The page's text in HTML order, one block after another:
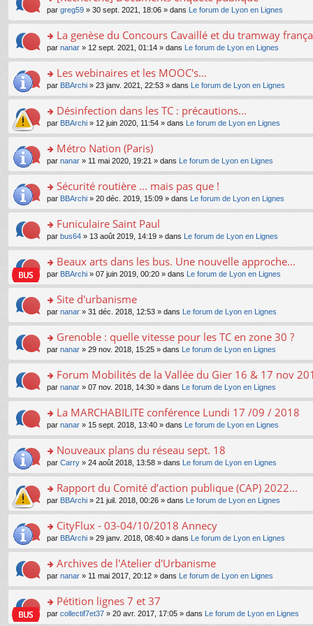
ré
c
e
nt
pl
u
s
ré
c
e
nt
n
le
pl
u
s
ré
c
e
nt
a
g
e
n
n
le
pl
u
s
ré
c
e
nt
e
s
a
g
e
n
n
le
pl
u
s
ré
c
e
nt
ult
er
le
m
e
s
a
g
e
n
n
le
pl
u
s
ré
c
e
nt
o
n
s
ult
er
le
m
e
s
a
g
e
n
n
le
pl
u
s
ré
c
e
nt
par greg59 » 30 sept. 2021, 18:06 » dans Le forum de Lyon en Lignes
o
n
s
ult
er
le
m
e
s
a
g
e
n
n
le
pl
u
s
ré
c
e
nt
La genèse du Concours Cavaillé et du tramway
par nanar » 12 sept. 2021, 01:14 » dans Le forum de Lyon en Lignes
o
n
s
ult
er
le
m
e
s
a
g
e
n
n
le
pl
u
s
ré
c
e
nt
Les webinaires et les MOOC's...
par BBArchi » 23 janv. 2021, 22:53 » dans Le forum de Lyon en Lignes
o
n
s
ult
er
le
m
e
s
a
g
e
n
n
le
pl
u
s
ré
c
e
nt
Désinfection dans les TC : précautions...
par BBArchi » 12 juin 2020, 11:54 » dans Le forum de Lyon en Lignes
o
n
s
ult
er
le
m
e
s
a
g
e
n
n
le
pl
u
s
ré
c
e
nt
Métro Nation (Paris)
par nanar » 11 mai 2020, 19:21 » dans Le forum de Lyon en Lignes
o
n
s
ult
er
le
m
e
s
a
g
e
n
n
le
pl
u
s
ré
c
e
nt
Sécurité routière ... mais pas que !
par BBArchi » 20 déc. 2019, 15:09 » dans Le forum de Lyon en Lignes
o
n
s
ult
er
le
m
e
s
a
g
e
n
n
le
pl
u
s
ré
c
e
nt
Funiculaire Saint Paul
par bus64 » 13 août 2019, 14:19 » dans Le forum de Lyon en Lignes
o
n
s
ult
er
le
m
e
s
a
g
e
n
n
le
pl
u
s
ré
c
e
nt
Beaux arts dans les bus. Une nouvelle approche...
par BBArchi » 07 juin 2019, 00:20 » dans Le forum de Lyon en Lignes
o
n
s
ult
er
le
m
e
s
a
g
e
n
n
le
pl
u
s
ré
c
e
nt
Site d'urbanisme
par nanar » 31 déc. 2018, 12:53 » dans Le forum de Lyon en Lignes
o
n
s
ult
er
le
m
e
s
a
g
e
n
n
le
pl
u
s
ré
c
e
nt
Grenoble : quelle vitesse pour les TC en zone 30 ?
par nanar » 29 nov. 2018, 15:25 » dans Le forum de Lyon en Lignes
o
n
s
ult
er
le
m
e
s
a
g
e
n
n
le
pl
u
s
ré
c
Forum Mobilités de la Vallée du Gier 16 & 17 nov
par nanar » 07 nov. 2018, 14:30 » dans Le forum de Lyon en Lignes
o
n
s
ult
er
le
m
e
s
a
g
e
n
n
le
pl
u
La MARCHABILITE conférence Lundi 17 /09 / 2018
par nanar » 15 sept. 2018, 13:40 » dans Le forum de Lyon en Lignes
o
n
s
ult
er
le
m
e
s
a
g
e
n
n
Nouveaux plans du réseau sept. 18
par Carry » 24 août 2018, 13:58 » dans Le forum de Lyon en Lignes
o
n
s
ult
er
le
m
e
s
a
g
Rapport du Comité d’action publique (CAP) 2022...
par BBArchi » 21 juil. 2018, 00:26 » dans Le forum de Lyon en Lignes
o
n
s
ult
er
le
m
e
s
CityFlux - 03-04/10/2018 Annecy
par BBArchi » 29 janv. 2018, 08:40 » dans Le forum de Lyon en Lignes
o
n
s
ult
er
Archives de l'Atelier d'Urbanisme
par nanar » 11 mai 2017, 20:12 » dans Le forum de Lyon en Lignes
o
n
Pétition lignes 7 et 37
par collectif7et37 » 20 avr. 2017, 17:05 » dans Le forum de Lyon en Lignes